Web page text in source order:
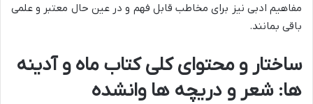
مفاهیم ادبی نیز برای مخاطب قابل فهم و در عین حال معتبر و علمی
باقی بمانند.
ساختار و محتوای کلی کتاب ماه و آدینه
ها: شعر و دریچه ها وانشده